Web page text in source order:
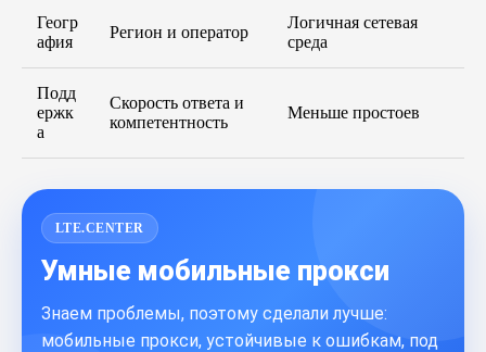
Геогр
афия
Регион и оператор
Логичная сетевая
среда
Подд
ержк
а
Скорость ответа и
компетентность
Меньше простоев
LTE.CENTER
Умные мобильные прокси
Знаем проблемы, поэтому сделали лучше:
мобильные прокси, устойчивые к ошибкам, под